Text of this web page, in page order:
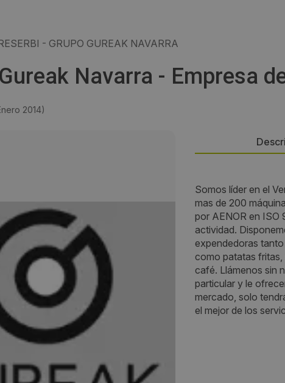
- GRUPO GUREAK NAVARRA
Navarra - Empresa
2014)
Somos líder en el
mas de 200
por AENOR en ISO
actividad.
expendedoras
como patatas
café. Llámenos sin
particular y le
mercado, solo
el mejor de los
Persona de contacto:
Fernando Calvo
Dirección:
Camino Illarra, 4
Localidad:
Donostia / San